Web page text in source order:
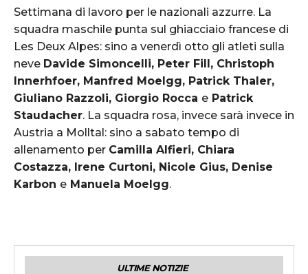
Settimana di lavoro per le nazionali azzurre. La
squadra maschile punta sul ghiacciaio francese di
Les Deux Alpes: sino a venerdì otto gli atleti sulla
neve Davide Simoncelli, Peter Fill, Christoph
Innerhfoer, Manfred Moelgg, Patrick Thaler,
Giuliano Razzoli, Giorgio Rocca e Patrick
Staudacher. La squadra rosa, invece sarà invece in
Austria a Molltal: sino a sabato tempo di
allenamento per Camilla Alfieri, Chiara
Costazza, Irene Curtoni, Nicole Gius, Denise
Karbon e Manuela Moelgg.
ULTIME NOTIZIE